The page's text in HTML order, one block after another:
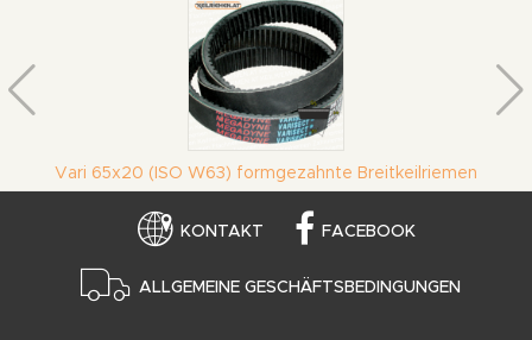
Vari 65x20 (ISO W63) formgezahnte Breitkeilriemen
KONTAKT FACEBOOK
ALLGEMEINE GESCHÄFTSBEDINGUNGEN